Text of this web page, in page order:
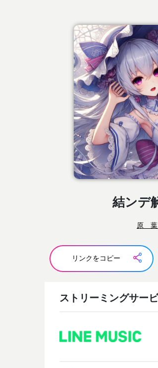
結ンデ
原 葉
リンクをコピー
ストリーミングサー